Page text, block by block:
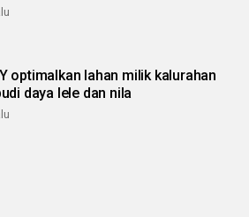
optimalkan lahan milik kalurahan
daya lele dan nila